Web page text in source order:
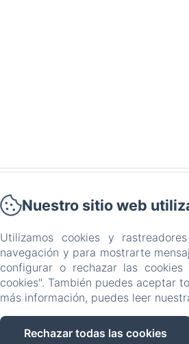
Inicio
Nuestro sitio web
Utilizamos cookies y
navegación y para mostrarte
configurar o rechazar las
cookies". También puedes aceptar
más información, puedes leer
Rechazar todas las cookies